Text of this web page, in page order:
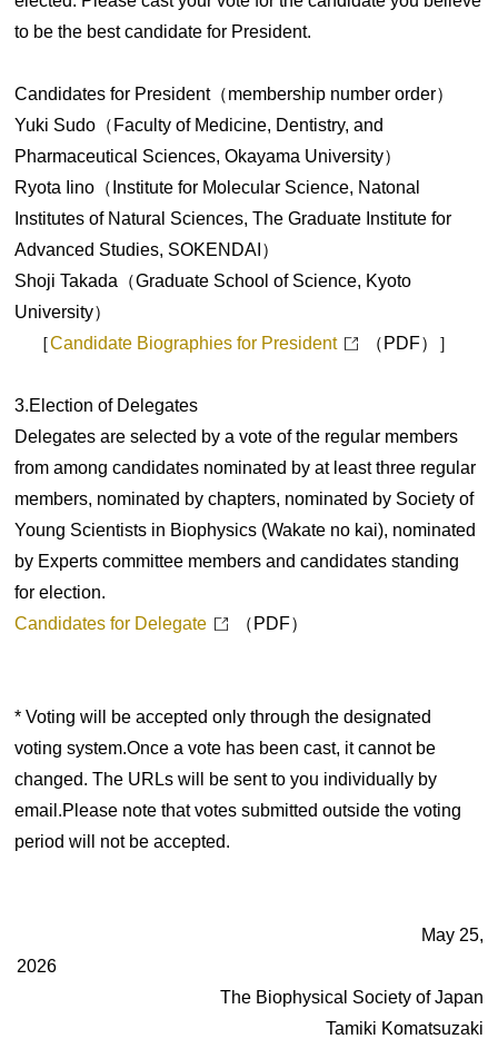
to be the best candidate for President.
Candidates for President（membership number order）
Yuki Sudo（Faculty of Medicine, Dentistry, and
Pharmaceutical Sciences, Okayama University）
Ryota Iino（Institute for Molecular Science, Natonal
Institutes of Natural Sciences, The Graduate Institute for
Advanced Studies, SOKENDAI）
Shoji Takada（Graduate School of Science, Kyoto
University）
［Candidate Biographies for President （PDF）］
3.Election of Delegates
Delegates are selected by a vote of the regular members
from among candidates nominated by at least three regular
members, nominated by chapters, nominated by Society of
Young Scientists in Biophysics (Wakate no kai), nominated
by Experts committee members and candidates standing
for election.
Candidates for Delegate
（PDF）
* Voting will be accepted only through the designated
voting system.Once a vote has been cast, it cannot be
changed. The URLs will be sent to you individually by
email.Please note that votes submitted outside the voting
period will not be accepted.
May 25,
2026
The Biophysical Society of Japan
Tamiki Komatsuzaki